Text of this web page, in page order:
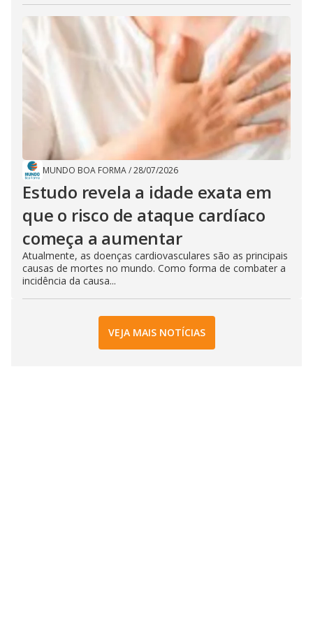
MUNDO BOA FORMA/28/07/2026
Estudo revela a idade exata em
que o risco de ataque cardíaco
começa a aumentar
Atualmente, as doenças cardiovasculares são as principais
causas de mortes no mundo. Como forma de combater a
incidência da causa...
VEJA MAIS NOTÍCIAS